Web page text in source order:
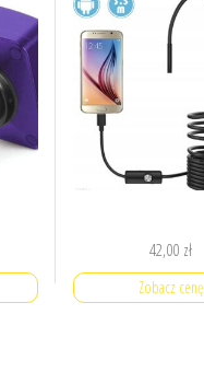
42,00 zł
Zobacz cenę